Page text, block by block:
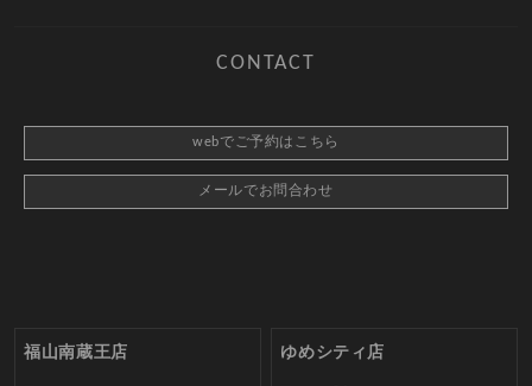
CONTACT
webでご予約はこちら
メールでお問合わせ
福山南蔵王店 ゆめシティ店